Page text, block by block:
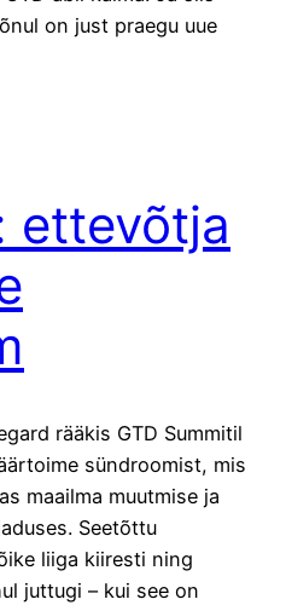
on just praegu uue
ettevõtja
rääkis GTD Summitil
sündroomist, mis
maailma muutmise ja
Seetõttu
liiga kiiresti ning
juttugi – kui see on